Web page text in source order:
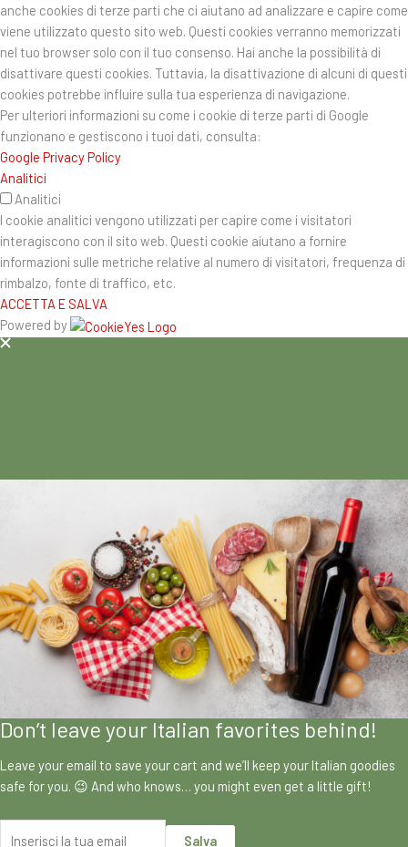
anche cookies di terze parti che ci aiutano ad analizzare e capire come
viene utilizzato questo sito web. Questi cookies verranno memorizzati
nel tuo browser solo con il tuo consenso. Hai anche la possibilità di
disattivare questi cookies. Tuttavia, la disattivazione di alcuni di questi
cookies potrebbe influire sulla tua esperienza di navigazione.
Per ulteriori informazioni su come i cookie di terze parti di Google
funzionano e gestiscono i tuoi dati, consulta:
Google Privacy Policy
Analitici
Analitici
I cookie analitici vengono utilizzati per capire come i visitatori
interagiscono con il sito web. Questi cookie aiutano a fornire
informazioni sulle metriche relative al numero di visitatori, frequenza di
rimbalzo, fonte di traffico, etc.
ACCETTA E SALVA
Powered by
Don’t leave your Italian favorites behind!
Leave your email to save your cart and we’ll keep your Italian goodies
safe for you. 😉 And who knows… you might even get a little gift!
Salva